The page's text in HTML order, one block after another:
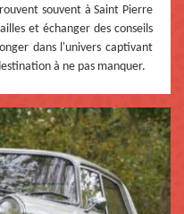
souvent à Saint Pierre
et échanger des conseils
dans l'univers captivant
à ne pas manquer.